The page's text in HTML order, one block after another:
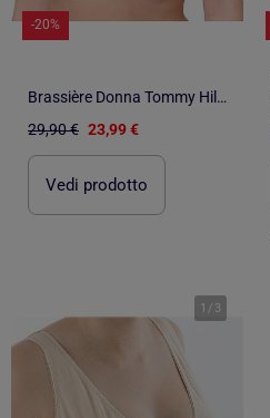
-20%
Brassière Donna Tommy Hilfiger Senza Imbottitura
29,90 € 23,99 €
Vedi prodotto
1 / 3